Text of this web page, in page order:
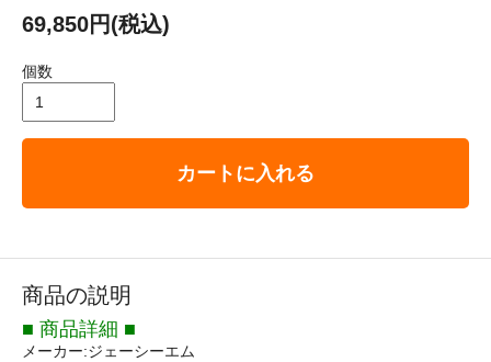
69,850円(税込)
個数
カートに入れる
商品の説明
■ 商品詳細 ■
メーカー:ジェーシーエム